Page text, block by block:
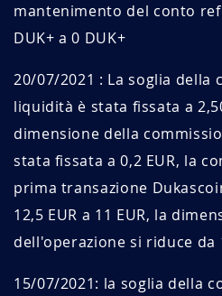
mantenimento del conto
DUK+ a 0 DUK+
20/07/2021 : La soglia della
liquidità è stata fissata a
dimensione della
stata fissata a 0,2 EUR, la
prima transazione
12,5 EUR a 11 EUR, la
dell'operazione si riduce da
15/07/2021: la soglia della